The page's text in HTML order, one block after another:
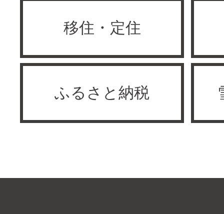
移住・定住
ふるさと納税